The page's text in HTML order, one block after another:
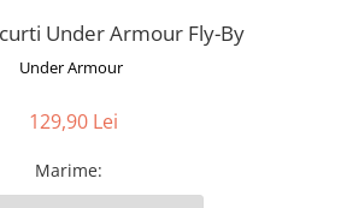
Under Armour Fly-By
Under Armour
129,90 Lei
Marime: